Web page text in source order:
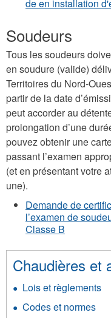
de en installation
Soudeurs
Tous les soudeurs
en soudure (valide)
Territoires du Nord-
partir de la date
peut accorder au
prolongation d’une
pouvez obtenir une
passant l’examen
(et en présentant votre
une).
Demande de
l’examen de
Classe B
Chaudières et
Lois et règlements
Codes et normes